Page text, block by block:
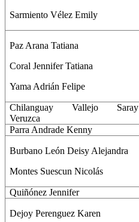
Sarmiento Vélez Emily
Paz Arana Tatiana
Coral Jennifer Tatiana
Yama Adrián Felipe
Chilanguay Vallejo Saray
Veruzca
Parra Andrade Kenny
Burbano León Deisy Alejandra
Montes Suescun Nicolás
Quiñónez Jennifer
Dejoy Perenguez Karen